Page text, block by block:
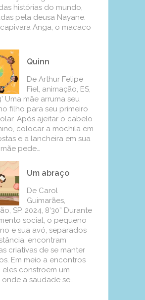
histórias do mundo,
pela deusa Nayane.
Anga, o macaco
Quinn
De Arthur Felipe
Fiel, animação, ES,
Uma mãe arruma seu
filho para seu primeiro
Após ajeitar o cabelo
colocar a mochila em
e a lancheira em sua
pede…
Um abraço
De Carol
Guimarães,
SP, 2024, 8’30” Durante
social, o pequeno
e sua avó, separados
encontram
criativas de se manter
Em meio a encontros
eles constroem um
a saudade se…